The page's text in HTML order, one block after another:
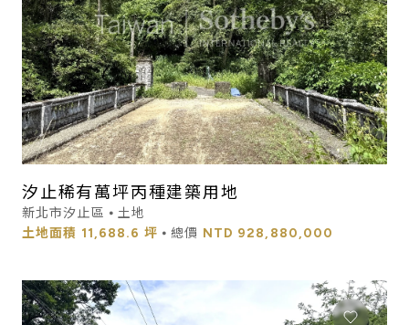
汐止稀有萬坪丙種建築用地
新北市汐止區 ⦁ 土地
土地面積 11,688.6 坪 ⦁ 總價 NTD 928,880,000